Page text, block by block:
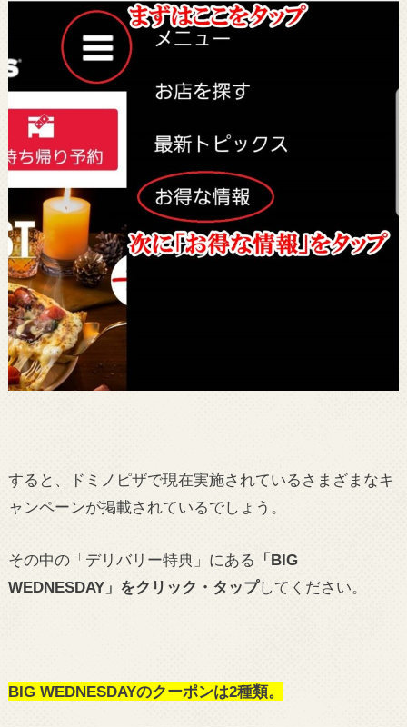
すると、ドミノピザで現在実施されているさまざまなキ
ャンペーンが掲載されているでしょう。
その中の「デリバリー特典」にある 「BIG
WEDNESDAY」をクリック・タップしてください。
BIG WEDNESDAYのクーポンは2種類。